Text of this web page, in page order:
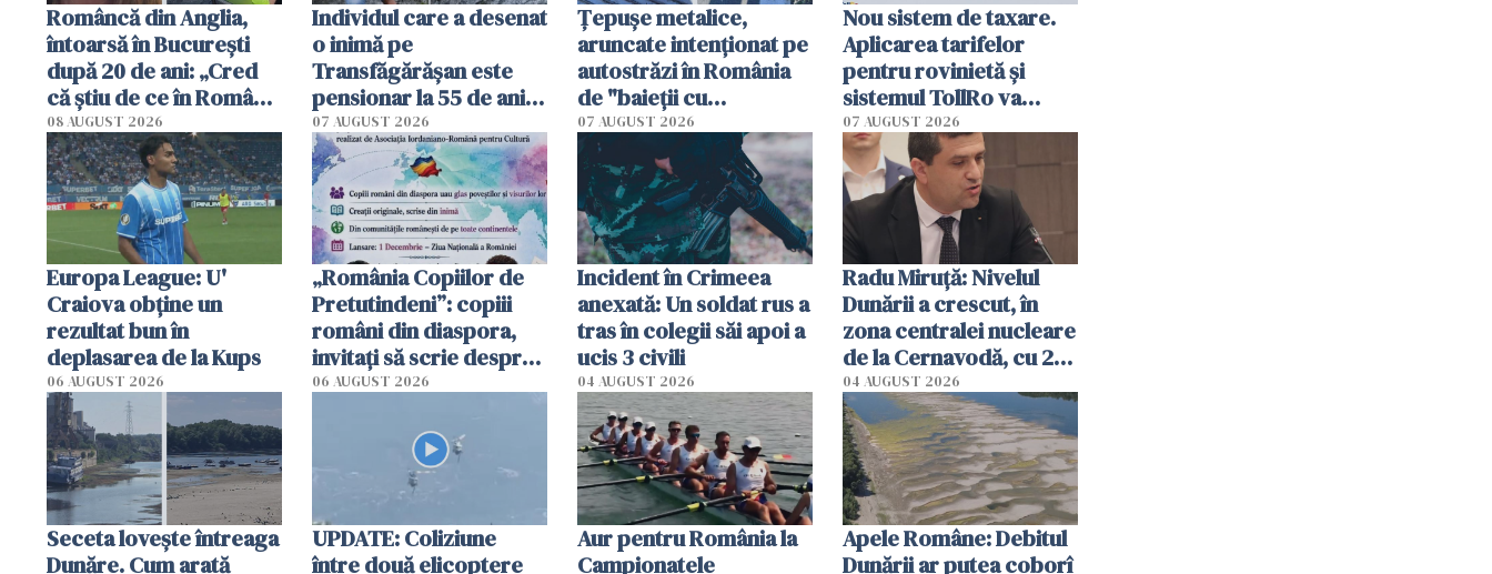
Româncă din Anglia,
întoarsă în București
după 20 de ani: „Cred
că știu de ce în România
se trăiește mai bine ca
în Anglia. E schimbat"
08 AUGUST 2026
Individul care a desenat
o inimă pe
Transfăgărășan este
pensionar la 55 de ani.
Poliția l-a identificat
07 AUGUST 2026
Țepușe metalice,
aruncate intenționat pe
autostrăzi în România
de "baieții cu
platforme": "Mi-au
cerut 1200 lei să mă
tracteze"
07 AUGUST 2026
Nou sistem de taxare.
Aplicarea tarifelor
pentru rovinietă şi
sistemul TollRo va
începe la 1 octombrie
07 AUGUST 2026
Europa League: U'
Craiova obține un
rezultat bun în
deplasarea de la Kups
06 AUGUST 2026
„România Copiilor de
Pretutindeni”: copiii
români din diaspora,
invitați să scrie despre
România într-un volum
06 AUGUST 2026
Incident în Crimeea
anexată: Un soldat rus a
tras în colegii săi apoi a
ucis 3 civili
04 AUGUST 2026
Radu Miruţă: Nivelul
Dunării a crescut, în
zona centralei nucleare
de la Cernavodă, cu 2
cm faţă de ziua trecută
04 AUGUST 2026
Seceta lovește întreaga
Dunăre. Cum arată
UPDATE: Coliziune
între două elicoptere
Aur pentru România la
Campionatele
Apele Române: Debitul
Dunării ar putea coborî